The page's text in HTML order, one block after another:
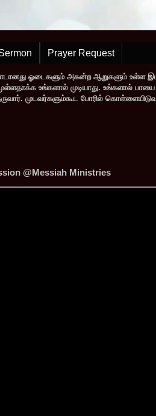
Prayer Request
ஓடைகளும் அகன்ற ஆறுகளும் உள்ள
உங்களால் முடியாது. உங்களால்
முடவர்களும்கூட போரில்
@Messiah Ministries